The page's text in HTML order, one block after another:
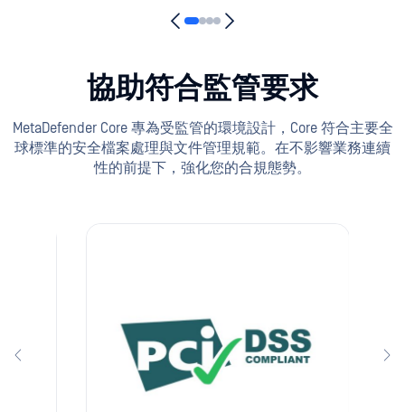
協助符合監管要求
MetaDefender Core 專為受監管的環境設計，Core 符合主要全
球標準的安全檔案處理與文件管理規範。在不影響業務連續
性的前提下，強化您的合規態勢。